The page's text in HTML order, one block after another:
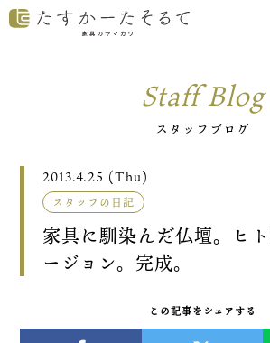
Staff Blog
スタッフブログ
2013.4.25 (Thu)
スタッフの日記
家具に馴染んだ仏壇。ヒ
ージョン。完成。
この記事をシェアする